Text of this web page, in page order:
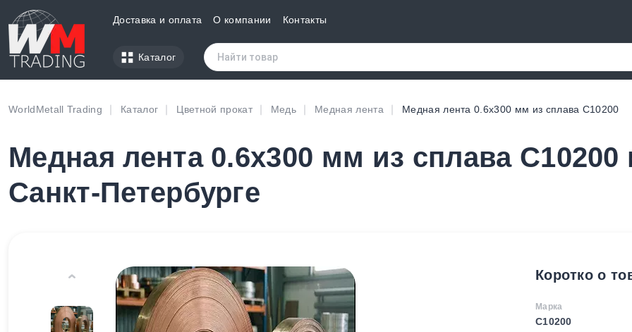
Доставка и оплата О компании Контакты
Каталог
WorldMetall Trading Каталог Цветной прокат Медь Медная лента Медная лента 0.6х300 мм из сплава C10200
Медная лента 0.6х300 мм из сплава C10200
Санкт-Петербурге
Коротко о
Марка
C10200